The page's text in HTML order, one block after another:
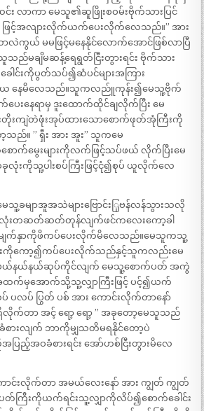
ဆင်း လာကာ မေသူ၏ဆူဖြိုးစဝမ်းဗိုက်သားပြင်
ဖြင့်အလျားလိုက်ယက်ပေးလိုက်လေသည်။” အား
ကွယ် မမဖြင့်မနေနိုင်လောက်အောင်ဖြစ်လာပြီ
သည်မချိမဆန့်ရေရွတ်ငြီးတွားရင်း ဗိုက်သား
ေါင်းကိုပွတ်သပ်၍ဆံပင်များအကြား
ယုယ နေမိလေသည်။သူကလည်ူကုန်း၍မေသူ့ဗိုက်
ပေးနေရာမှ ဒူးထောက်ထိုင်ချလိုက်ပြီး မေ
းတိုးကျဲတဲဖုံးအုပ်ထားသောစောက်ဖုတ်အုံကြီးကို
ည်။ ” ရှီး အား အူး” သူကမေ
က်မွေးများကိုလက်ဖြင့်သပ်ဖယ် လိုက်ပြီးမေ
လုံးကိုသူ့ပါးစပ်ကြီးဖြင့်ငုံ၍စုပ် ယူလိုက်လေ
ေသူ့ခမျာအူအသဲများဗြောင်းြှဗန်လန်သွားသလို
လုံးတဆတ်ဆတ်တုန်လျက်ဖင်ကလေးကော့ခါ
မျက်နှာကိုဖိကပ်ပေးလိုက်မိလေသည်။မေသူကသူ့
းကိုကော့၍ကပ်ပေးလိုက်သည်နှင့်သူကလည်းမေ
ယ်နယ်နယ်ဆုပ်ကိုင်လျက် မေသူ့စောက်ပတ် အကွဲ
အထက်မှအောက်သို့သူ့လျှာကြီးဖြင့် ပင့်၍ယက်
လပ် ပြွတ် ပစ် အား ကောင်းလိုက်တာနော်
က်တာ အင့် ရော့ ရော့ ” အခုတော့မေသူသည်
ခံစားလျက် ဘာကိုမျှသတိမရနိုင်တော့ပဲ
ည့်အဝခံစားရင်း အော်ဟစ်ငြီးတွားမိလေ
ောင်းလိုက်တာ အမယ်လေးနော် အား ကျွတ် ကျွတ်
တ်ကြီးကိုယက်ရင်းသူ့လျှာကိုလိပ်၍စောက်ခေါင်း